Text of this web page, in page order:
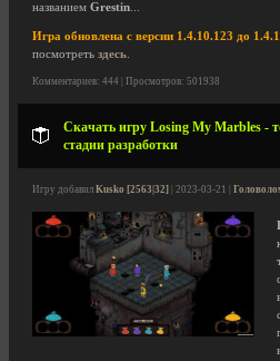
названием Grestin
Игра обновлена с версии 1.4.10.123 до
посмотреть здесь
Комментариев: 444 | Просмотров: 501938
Скачать игру Losing My Marbles -
стадии разработки
Игру добавил Kusko [2563|32] | 2023-03-21 |